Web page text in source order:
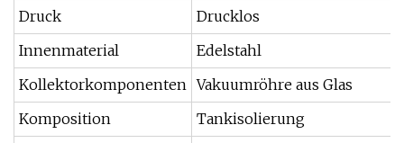
Druck
Drucklos
Innenmaterial
Edelstahl
Kollektorkomponenten Vakuumröhre aus Glas
Komposition
Tankisolierung